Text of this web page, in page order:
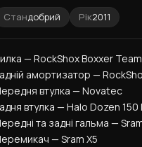
Стандобрий Рік2011
— RockShox Boxxer Team
амортизатор —
втулка — Novatec
втулка — Halo Dozen 150
та задні гальма —
— Sram X5